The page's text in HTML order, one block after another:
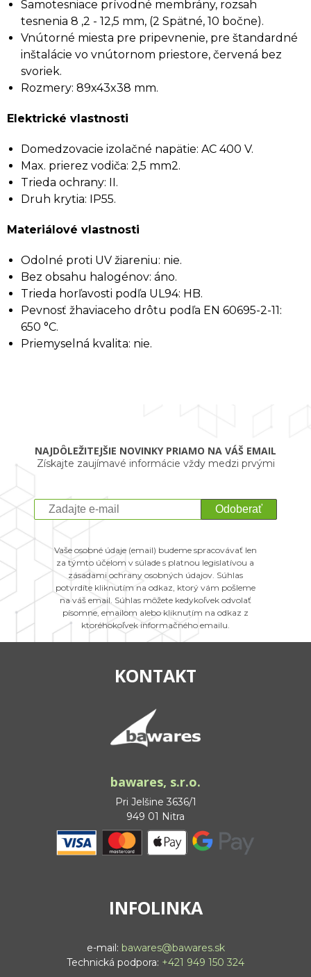
Samotesniace prívodné membrány, rozsah
tesnenia 8 ,2 - 12,5 mm, (2 Spätné, 10 bočne).
Vnútorné miesta pre pripevnenie, pre štandardné
inštalácie vo vnútornom priestore, červená bez
svoriek.
Rozmery: 89x43x38 mm.
Elektrické vlastnosti
Domedzovacie izolačné napätie: AC 400 V.
Max. prierez vodiča: 2,5 mm2.
Trieda ochrany: II.
Druh krytia: IP55.
Materiálové vlastnosti
Odolné proti UV žiareniu: nie.
Bez obsahu halogénov: áno.
Trieda horľavosti podľa UL94: HB.
Pevnosť žhaviaceho drôtu podľa EN 60695-2-11:
650 °C.
Priemyselná kvalita: nie.
NAJDÔLEŽITEJŠIE NOVINKY PRIAMO NA VÁŠ EMAIL
Získajte zaujímavé informácie vždy medzi prvými
Odoberať
Vaše osobné údaje (email) budeme spracovávať len
za týmto účelom v súlade s platnou legislatívou a
zásadami ochrany osobných údajov. Súhlas
potvrdíte kliknutím na odkaz, ktorý vám pošleme
na váš email. Súhlas môžete kedykoľvek odvolať
písomne, emailom alebo kliknutím na odkaz z
ktoréhokoľvek informačného emailu.
KONTAKT
bawares, s.r.o.
Pri Jelšine 3636/1
949 01 Nitra
INFOLINKA
e-mail: bawares@bawares.sk
Technická podpora: +421 949 150 324